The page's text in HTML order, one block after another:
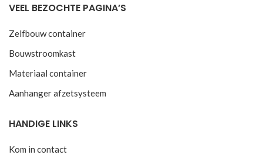
VEEL BEZOCHTE PAGINA’S
Zelfbouw container
Bouwstroomkast
Materiaal container
Aanhanger afzetsysteem
HANDIGE LINKS
Kom in contact